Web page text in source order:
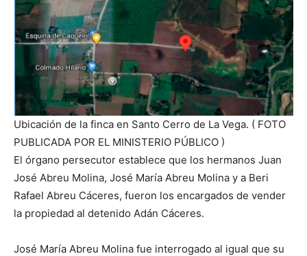
Ubicación de la finca en Santo Cerro de La Vega. ( FOTO
PUBLICADA POR EL MINISTERIO PÚBLICO )
El órgano persecutor establece que los hermanos Juan
José Abreu Molina, José María Abreu Molina y a Beri
Rafael Abreu Cáceres, fueron los encargados de vender
la propiedad al detenido Adán Cáceres.
José María Abreu Molina fue interrogado al igual que su